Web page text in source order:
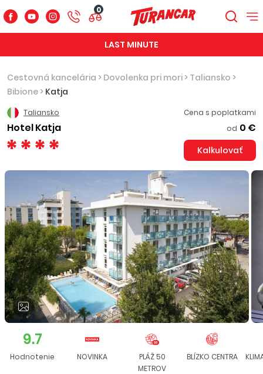
0
LAST MINUTE
Cestovná kancelária > Dovolenka pri mori > Taliansko >
Bibione > Katja
Taliansko
Hotel Katja
Cena s poplatkami
od 0 €
Kalkulovať
9.7
Hodnotenie NOVINKA
PLÁŽ 50
METROV
BLÍZKO CENTRA